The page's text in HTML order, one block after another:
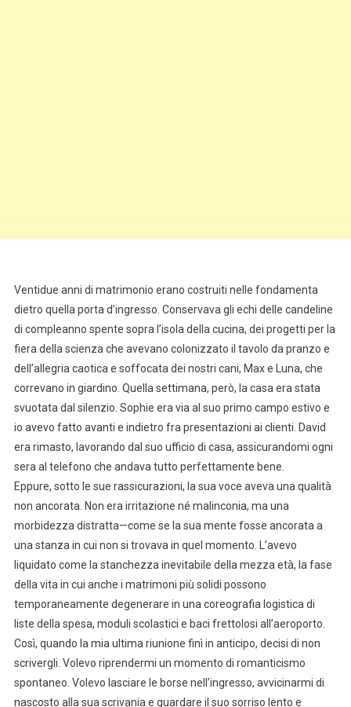
Ventidue anni di matrimonio erano costruiti nelle fondamenta
dietro quella porta d’ingresso. Conservava gli echi delle candeline
di compleanno spente sopra l’isola della cucina, dei progetti per la
fiera della scienza che avevano colonizzato il tavolo da pranzo e
dell’allegria caotica e soffocata dei nostri cani, Max e Luna, che
correvano in giardino. Quella settimana, però, la casa era stata
svuotata dal silenzio. Sophie era via al suo primo campo estivo e
io avevo fatto avanti e indietro fra presentazioni ai clienti. David
era rimasto, lavorando dal suo ufficio di casa, assicurandomi ogni
sera al telefono che andava tutto perfettamente bene.
Eppure, sotto le sue rassicurazioni, la sua voce aveva una qualità
non ancorata. Non era irritazione né malinconia, ma una
morbidezza distratta—come se la sua mente fosse ancorata a
una stanza in cui non si trovava in quel momento. L’avevo
liquidato come la stanchezza inevitabile della mezza età, la fase
della vita in cui anche i matrimoni più solidi possono
temporaneamente degenerare in una coreografia logistica di
liste della spesa, moduli scolastici e baci frettolosi all’aeroporto.
Così, quando la mia ultima riunione finì in anticipo, decisi di non
scrivergli. Volevo riprendermi un momento di romanticismo
spontaneo. Volevo lasciare le borse nell’ingresso, avvicinarmi di
nascosto alla sua scrivania e guardare il suo sorriso lento e